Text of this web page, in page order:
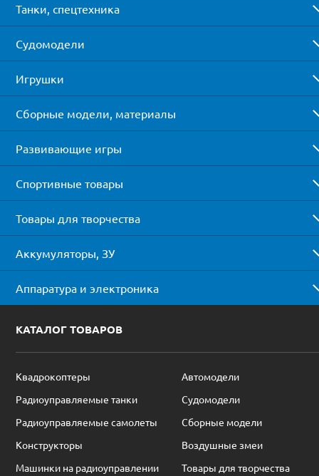
Танки, спецтехника
Судомодели
Игрушки
Сборные модели, материалы
Развивающие игры
Спортивные товары
Товары для творчества
Аккумуляторы, ЗУ
Аппаратура и электроника
КАТАЛОГ ТОВАРОВ
Квадрокоптеры
Автомодели
Радиоуправляемые танки
Судомодели
Радиоуправляемые самолеты
Сборные модели
Конструкторы
Воздушные змеи
Машинки на радиоуправлении
Товары для творчества